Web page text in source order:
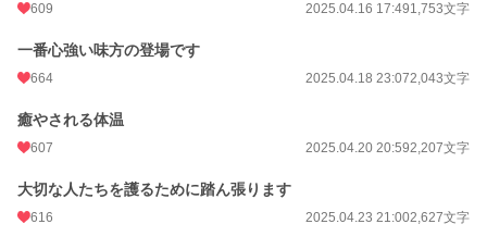
609 2025.04.16 17:491,753文字
一番心強い味方の登場です
664 2025.04.18 23:072,043文字
癒やされる体温
607 2025.04.20 20:592,207文字
大切な人たちを護るために踏ん張ります
616 2025.04.23 21:002,627文字